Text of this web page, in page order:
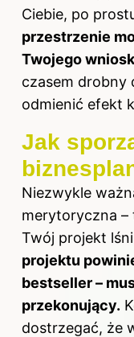
Ciebie, po
przestrzenie
Twojego
czasem drobny
odmienić efekt
Jak
Niezwykle
merytoryczna –
Twój projekt
projektu
bestseller –
przekonujący.
dostrzegać, że